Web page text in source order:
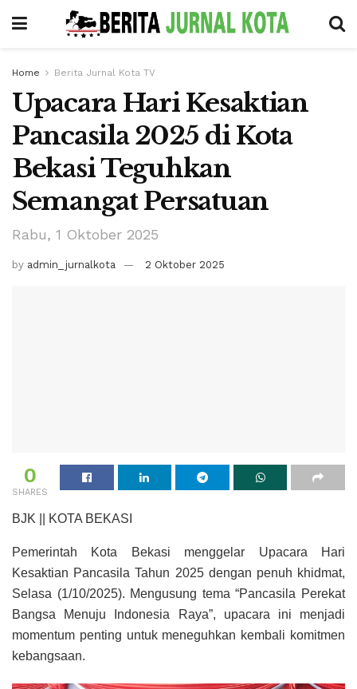
Home Berita Jurnal Kota TV
Upacara Hari Kesaktian
Pancasila 2025 di Kota
Bekasi Teguhkan
Semangat Persatuan
Rabu, 1 Oktober 2025
by admin_jurnalkota 2 Oktober 2025
0
SHARES
BJK || KOTA BEKASI
Pemerintah Kota Bekasi menggelar Upacara Hari
Kesaktian Pancasila Tahun 2025 dengan penuh khidmat,
Selasa (1/10/2025). Mengusung tema “Pancasila Perekat
Bangsa Menuju Indonesia Raya”, upacara ini menjadi
momentum penting untuk meneguhkan kembali komitmen
kebangsaan.